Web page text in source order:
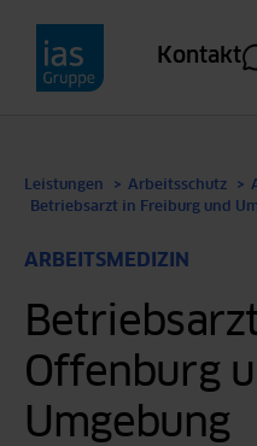
Direkt zum Inhalt
Kontakt
Arbeitsmedizin nach
Leistungen Arbeitsschutz
Betriebsarzt in Freiburg und
Offenburg
Umgebung
ARBEITSMEDIZIN